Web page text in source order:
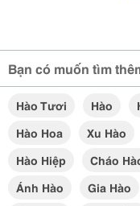
Bạn có muốn tìm
Hào Tươi Hào
Hào Hoa
Xu Hào
Hào Hiệp
Cháo
Ánh Hào
Gia Hào